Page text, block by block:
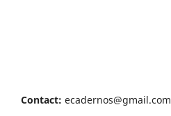
Contact: ecadernos@gmail.com